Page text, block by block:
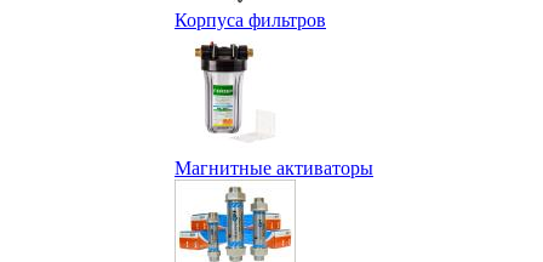
Корпуса фильтров
Магнитные активаторы